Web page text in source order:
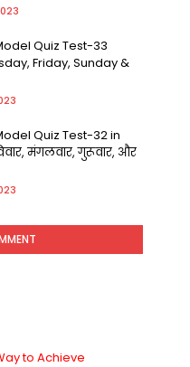
Quiz Test-33
Friday, Sunday &
Quiz Test-32 in
मंगलवार, गुरूवार, और
to Achieve